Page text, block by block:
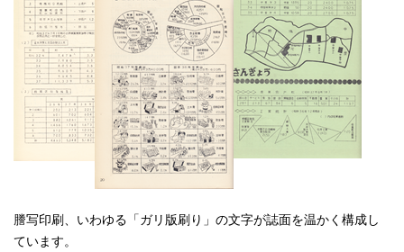
謄写印刷、いわゆる「ガリ版刷り」の文字が誌面を温かく構成し
ています。